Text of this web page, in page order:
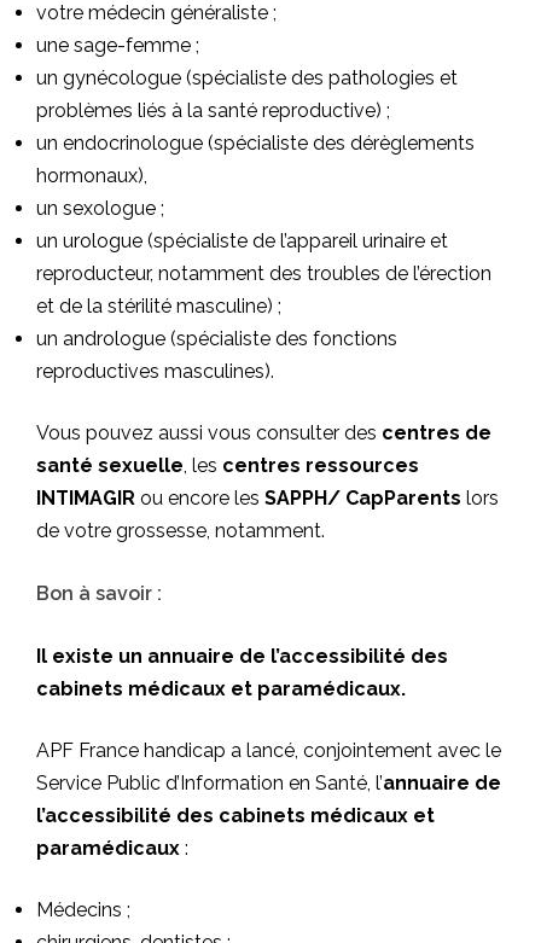
votre médecin généraliste ;
une sage-femme ;
un gynécologue (spécialiste des pathologies et
problèmes liés à la santé reproductive) ;
un endocrinologue (spécialiste des dérèglements
hormonaux),
un sexologue ;
un urologue (spécialiste de l’appareil urinaire et
reproducteur, notamment des troubles de l’érection
et de la stérilité masculine) ;
un andrologue (spécialiste des fonctions
reproductives masculines).
Vous pouvez aussi vous consulter des centres de
santé sexuelle, les centres ressources
INTIMAGIR ou encore les SAPPH/ CapParents lors
de votre grossesse, notamment.
Bon à savoir :
Il existe un annuaire de l’accessibilité des
cabinets médicaux et paramédicaux.
APF France handicap a lancé, conjointement avec le
Service Public d’Information en Santé, l’annuaire de
l’accessibilité des cabinets médicaux et
paramédicaux :
Médecins ;